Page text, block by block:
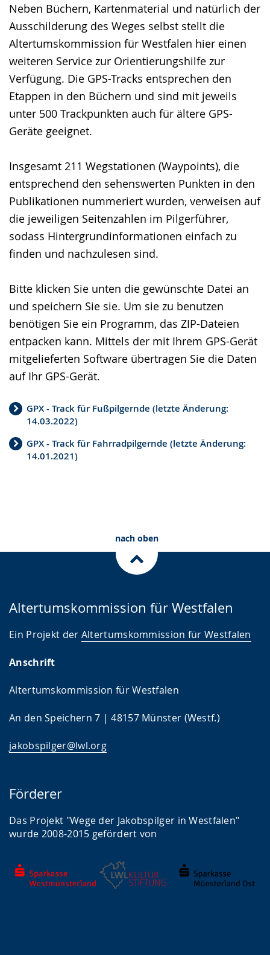
Neben Büchern, Kartenmaterial und natürlich der
Ausschilderung des Weges selbst stellt die
Altertumskommission für Westfalen hier einen
weiteren Service zur Orientierungshilfe zur
Verfügung. Die GPS-Tracks entsprechen den
Etappen in den Büchern und sind mit jeweils
unter 500 Trackpunkten auch für ältere GPS-
Geräte geeignet.
Insgesamt 211 Wegstationen (Waypoints), die
entsprechend den sehenswerten Punkten in den
Publikationen nummeriert wurden, verweisen auf
die jeweiligen Seitenzahlen im Pilgerführer,
sodass Hintergrundinformationen einfach zu
finden und nachzulesen sind.
Bitte klicken Sie unten die gewünschte Datei an
und speichern Sie sie. Um sie zu benutzen
benötigen Sie ein Programm, das ZIP-Dateien
entpacken kann. Mittels der mit Ihrem GPS-Gerät
mitgelieferten Software übertragen Sie die Daten
auf Ihr GPS-Gerät.
GPX - Track für Fußpilgernde (letzte Änderung:
14.03.2022)
GPX - Track für Fahrradpilgernde (letzte Änderung:
14.01.2021)
L
e
i
c
h
t
e
n
p
r
a
c
h
e
e
c
h
s
e
l
n
i
v
i
e
r
e
A
u
i
o
-
U
n
t
r
s
t
ü
t
z
u
n
g
V
i
d
e
o
i
n
D
u
t
s
c
h
e
G
e
b
ä
r
d
e
n
s
p
d
a
g
e
g
.
nach oben
Altertumskommission für Westfalen
Ein Projekt der Altertumskommission für Westfalen
Anschrift
Altertumskommission für Westfalen
An den Speichern 7 | 48157 Münster (Westf.)
jakobspilger@lwl.org
Förderer
Das Projekt "Wege der Jakobspilger in Westfalen"
wurde 2008-2015 gefördert von